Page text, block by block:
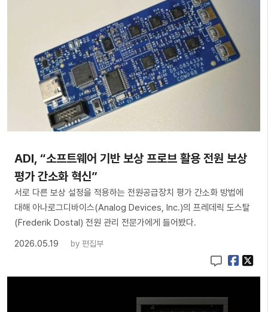
ADI, “소프트웨어 기반 보상 프로브 활용 전원 보상
평가 간소화 혁신”
서로 다른 보상 설정을 적용하는 전원공급장치 평가 간소화 방법에
대해 아나로그디바이스(Analog Devices, Inc.)의 프레데릭 도스탈
(Frederik Dostal) 전원 관리 전문가에게 들어봤다.
2026.05.19
by 편집부